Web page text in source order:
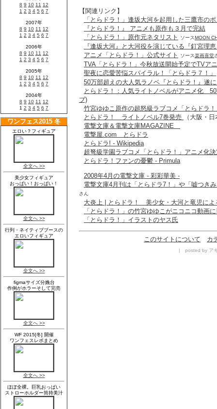
【関連リンク】
「とらドラ！」逢坂大河を起用した三鷹市
『とらドラ！』 アニメも原作も３月で完結
「とらドラ！」原作元ネタリスト
ソースMOON
『逢坂大河』と大河役を演じている『釘宮理
アニメ「とらドラ！」公式サイト
ソース楽画喜堂
TVA「とらドラ！」今秋放送開始予定でTVア
聖夜に恋愛苦悩スパイラル！「とらドラ７！」
50万部超えの大人気ラノベ『とらドラ！』遂
とらドラ！：人気ライトノベルがアニメ化
ブ)
竹宮ゆゆこ原作の超怒級ラブコメ「とらドラ
とらドラ！ ライトノベル7巻発売
（大阪・
電撃文庫＆電撃文庫MAGAZINE
電撃屋.com とらドラ
とらドラ! - Wikipedia
超弩級学園ラブコメ「とらドラ！」アニメ化
とらドラ！ファンの憂鬱 - Primula
2008年4月の電撃文庫 - 彩彩華美 -
電撃文庫4月刊は「とらドラ7！」や「嘘つき
さん
大炎上 | とらドラ！ 美少女・大河と竜児によ
「とらドラ！」の竹宮ゆゆこがニコニコ動画
「とらドラ！」イラストのヤス氏
このサイトについて カ
| posted by アキ